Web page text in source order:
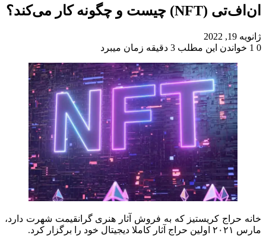
ان‌اف‌تی (NFT) چیست و چگونه کار می‌کند؟
ژانویه 19, 2022
0
خواندن این مطلب 3 دقیقه زمان میبرد
خانه حراج کریستیز که به فروش آثار هنری گرانقیمت شهرت دارد،
مارس ۲۰۲۱ اولین حراج آثار کاملا دیجیتال خود را برگزار کرد.